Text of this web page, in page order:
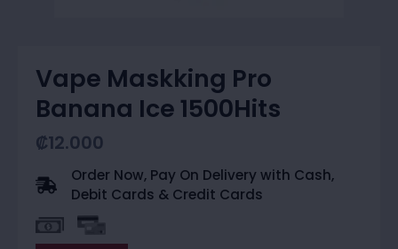
Vape Maskking Pro
Banana Ice 1500Hits
₡12.000
Order Now, Pay On Delivery with Cash,
Debit Cards & Credit Cards